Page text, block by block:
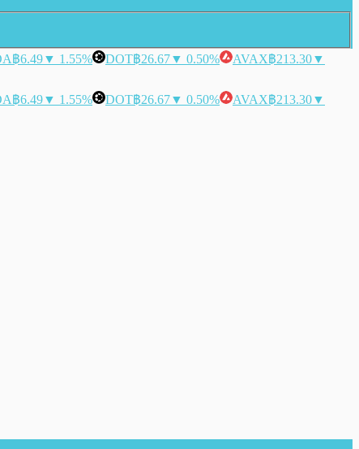
฿6.49▼ 1.55% DOT฿26.67▼ 0.50% AVAX฿213.30▼
฿6.49▼ 1.55% DOT฿26.67▼ 0.50% AVAX฿213.30▼